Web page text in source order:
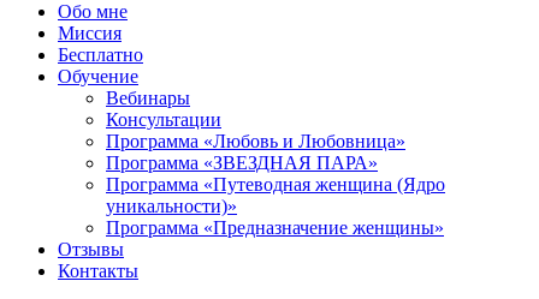
Обо мне
Миссия
Бесплатно
Обучение
Вебинары
Консультации
Программа «Любовь и Любовница»
Программа «ЗВЕЗДНАЯ ПАРА»
Программа «Путеводная женщина (Ядро
уникальности)»
Программа «Предназначение женщины»
Отзывы
Контакты